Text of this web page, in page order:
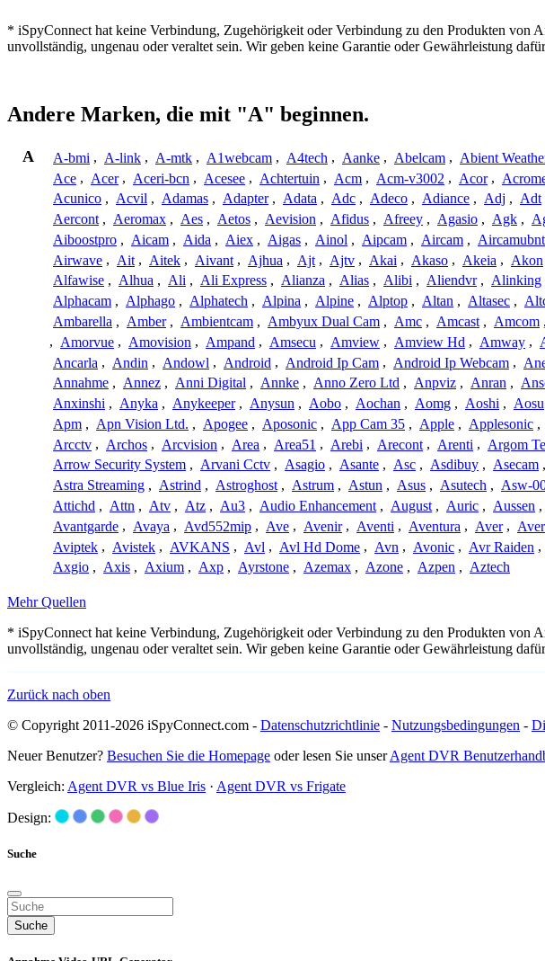
* iSpyConnect hat keine Verbindung, Zugehörigkeit oder Verbindung zu den Produkten von
unvollständig, ungenau oder veraltet sein. Wir geben keine Garantie oder Gewährleistung
Andere Marken, die mit "A" beginnen.
A A-bmi , A-link , A-mtk , A1webcam , A4tech , Aanke , Abelcam , Abient
Ace , Acer , Aceri-bcn , Acesee , Achtertuin , Acm , Acm-v3002 , Acor ,
Acunico , Acvil , Adamas , Adapter , Adata , Adc , Adeco , Adiance , Adj , Adt
Aercont , Aeromax , Aes , Aetos , Aevision , Afidus , Afreey , Agasio , Agk ,
Aiboostpro , Aicam , Aida , Aiex , Aigas , Ainol , Aipcam , Aircam , Aircamubnt
Airwave , Ait , Aitek , Aivant , Ajhua , Ajt , Ajtv , Akai , Akaso , Akeia , Akon
Alfawise , Alhua , Ali , Ali Express , Alianza , Alias , Alibi , Aliendvr , Alinking
Alphacam , Alphago , Alphatech , Alpina , Alpine , Alptop , Altan , Altasec ,
Ambarella , Amber , Ambientcam , Ambyux Dual Cam , Amc , Amcast , Amcom ,
, Amorvue , Amovision , Ampand , Amsecu , Amview , Amview Hd , Amway ,
Ancarla , Andin , Andowl , Android , Android Ip Cam , Android Ip Webcam ,
Annahme , Annez , Anni Digital , Annke , Anno Zero Ltd , Anpviz , Anran ,
Anxinshi , Anyka , Anykeeper , Anysun , Aobo , Aochan , Aomg , Aoshi , Aosu
Apm , Apn Vision Ltd. , Apogee , Aposonic , App Cam 35 , Apple , Applesonic ,
Arcctv , Archos , Arcvision , Area , Area51 , Arebi , Arecont , Arenti , Argom
Arrow Security System , Arvani Cctv , Asagio , Asante , Asc , Asdibuy , Asecam ,
Astra Streaming , Astrind , Astroghost , Astrum , Astun , Asus , Asutech , Asw-
Attichd , Attn , Atv , Atz , Au3 , Audio Enhancement , August , Auric , Aussen ,
Avantgarde , Avaya , Avd552mip , Ave , Avenir , Aventi , Aventura , Aver ,
Aviptek , Avistek , AVKANS , Avl , Avl Hd Dome , Avn , Avonic , Avr Raiden ,
Axgio , Axis , Axium , Axp , Ayrstone , Azemax , Azone , Azpen , Aztech
Mehr Quellen
* iSpyConnect hat keine Verbindung, Zugehörigkeit oder Verbindung zu den Produkten von
unvollständig, ungenau oder veraltet sein. Wir geben keine Garantie oder Gewährleistung
Zurück nach oben
© Copyright 2011-2026 iSpyConnect.com - Datenschutzrichtlinie - Nutzungsbedingungen -
Neuer Benutzer? Besuchen Sie die Homepage oder lesen Sie unserAgent DVR
Vergleich: Agent DVR vs Blue Iris · Agent DVR vs Frigate
Design:
Suche
Suche